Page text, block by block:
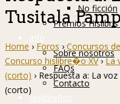
No ficción
Premios
Info
Sobre nosotros
FAQs
Contacto
Hislibreños
Tusitala
Home › Foros › Concursos
Concurso hislibre�o XV › La
(corto) › Respuesta a: La
(corto)